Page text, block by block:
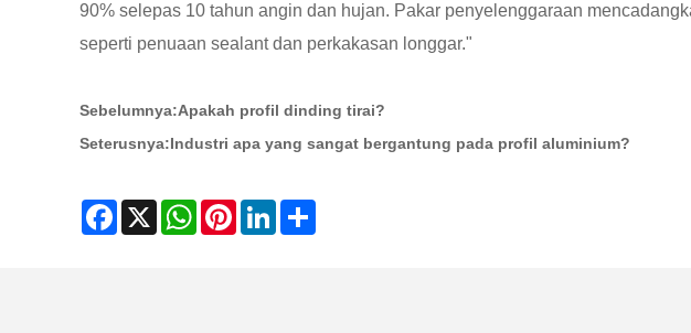
90% selepas 10 tahun angin dan hujan. Pakar penyelenggaraan
seperti penuaan sealant dan perkakasan longgar."
Sebelumnya:Apakah profil dinding tirai?
Seterusnya:Industri apa yang sangat bergantung pada profil aluminium?
Facebook
X WhatsAppPinterestLinkedIn